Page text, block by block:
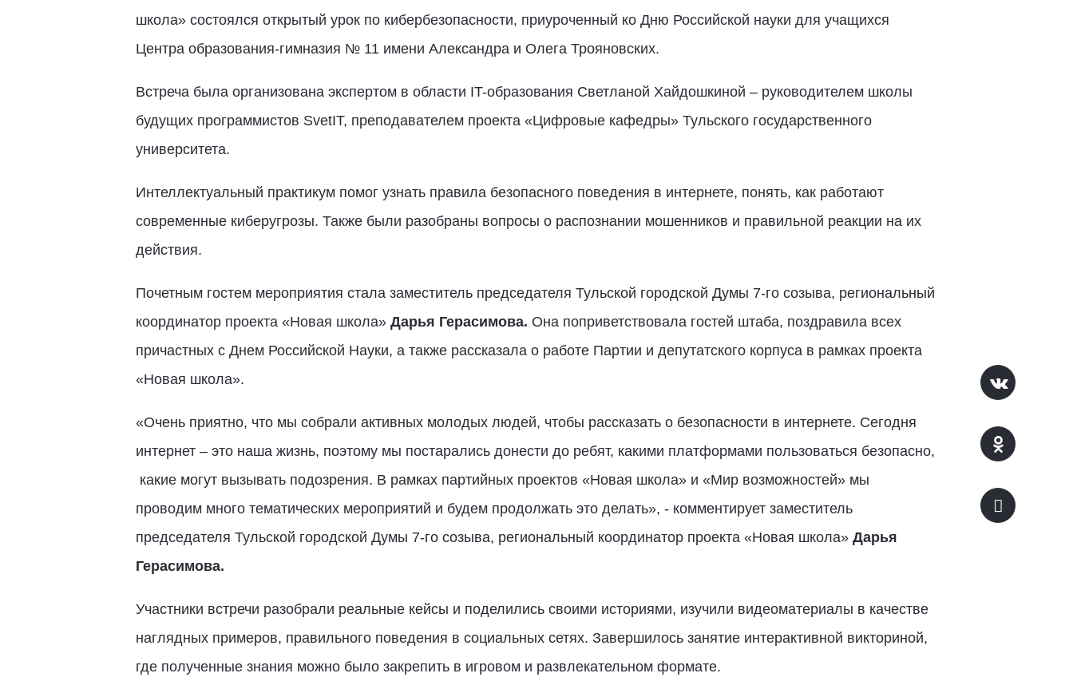
школа» состоялся открытый урок по кибербезопасности, приуроченный ко Дню Российской науки для учащихся
Центра образования-гимназия № 11 имени Александра и Олега Трояновских.
Встреча была организована экспертом в области IT-образования Светланой Хайдошкиной – руководителем школы
будущих программистов SvetIT, преподавателем проекта «Цифровые кафедры» Тульского государственного
университета.
Интеллектуальный практикум помог узнать правила безопасного поведения в интернете, понять, как работают
современные киберугрозы. Также были разобраны вопросы о распознании мошенников и правильной реакции на их
действия.
Почетным гостем мероприятия стала заместитель председателя Тульской городской Думы 7-го созыва, региональный
координатор проекта «Новая школа» Дарья Герасимова. Она поприветствовала гостей штаба, поздравила всех
причастных с Днем Российской Науки, а также рассказала о работе Партии и депутатского корпуса в рамках проекта
«Новая школа».
«Очень приятно, что мы собрали активных молодых людей, чтобы рассказать о безопасности в интернете. Сегодня
интернет – это наша жизнь, поэтому мы постарались донести до ребят, какими платформами пользоваться безопасно,
какие могут вызывать подозрения. В рамках партийных проектов «Новая школа» и «Мир возможностей» мы
проводим много тематических мероприятий и будем продолжать это делать», - комментирует заместитель
председателя Тульской городской Думы 7-го созыва, региональный координатор проекта «Новая школа» Дарья
Герасимова.
Участники встречи разобрали реальные кейсы и поделились своими историями, изучили видеоматериалы в качестве
наглядных примеров, правильного поведения в социальных сетях. Завершилось занятие интерактивной викториной,
где полученные знания можно было закрепить в игровом и развлекательном формате.